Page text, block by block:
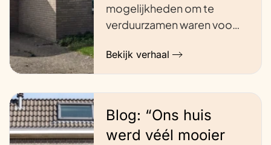
mogelijkheden om te
verduurzamen waren voo…
Bekijk verhaal
Blog: “Ons huis
werd véél mooier